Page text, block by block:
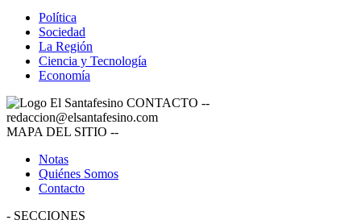
Política
Sociedad
La Región
Ciencia y Tecnología
Economía
CONTACTO --
redaccion@elsantafesino.com
MAPA DEL SITIO --
Notas
Quiénes Somos
Contacto
- SECCIONES